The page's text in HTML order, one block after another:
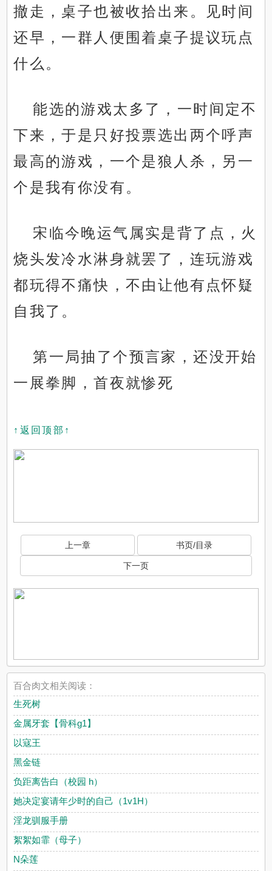
撤走，桌子也被收拾出来。见时间
还早，一群人便围着桌子提议玩点
什么。
能选的游戏太多了，一时间定不
下来，于是只好投票选出两个呼声
最高的游戏，一个是狼人杀，另一
个是我有你没有。
宋临今晚运气属实是背了点，火
烧头发冷水淋身就罢了，连玩游戏
都玩得不痛快，不由让他有点怀疑
自我了。
第一局抽了个预言家，还没开始
一展拳脚，首夜就惨死
↑返回顶部↑
上一章 书页/目录
下一页
百合肉文相关阅读：
生死树
金属牙套【骨科g1】
以寇王
黑金链
负距离告白（校园 h）
她决定宴请年少时的自己（1v1H）
淫龙驯服手册
絮絮如霏（母子）
N朵莲